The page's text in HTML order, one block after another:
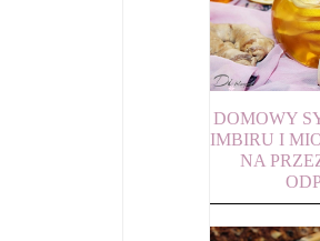
DOMOWY
IMBIRU I
NA